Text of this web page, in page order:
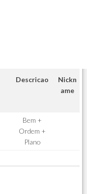
Descricao
Nickn
ame
Bem +
Ordem +
Plano